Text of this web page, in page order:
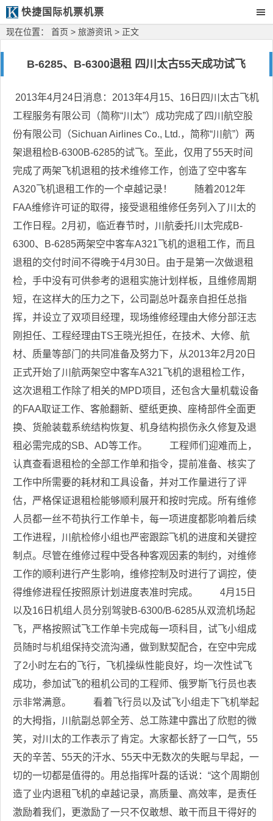
快捷国际机票机票
现在位置： 首页 > 旅游资讯 > 正文
B-6285、B-6300退租 四川太古55天成功试飞
2013年4月24日消息：2013年4月15、16日四川太古飞机
工程服务有限公司（简称“川太”）成功完成了四川航空股
份有限公司（Sichuan Airlines Co., Ltd.，简称“川航”）两
架退租检B-6300B-6285的试飞。至此，仅用了55天时间
完成了两架飞机退租的技术维修工作，创造了空中客车
A320飞机退租工作的一个卓越记录！ 随着2012年
FAA维修许可证的取得，接受退租维修任务列入了川太的
工作日程。2月初，临近春节时，川航委托川太完成B-
6300、B-6285两架空中客车A321飞机的退租工作，而且
退租的交付时间不得晚于4月30日。由于是第一次做退租
检，手中没有可供参考的退租实施计划样板，且维修周期
短，在这样大的压力之下，公司副总叶磊亲自担任总指
挥，并设立了双项目经理，现场维修经理由大修分部汪志
刚担任、工程经理由TS王晓光担任，在技术、大修、航
材、质量等部门的共同准备及努力下，从2013年2月20日
正式开始了川航两架空中客车A321飞机的退租检工作，
这次退租工作除了相关的MPD项目，还包含大量机载设备
的FAA取证工作、客舱翻新、壁纸更换、座椅部件全面更
换、货舱装载系统结构恢复、机身结构损伤永久修复及退
租必需完成的SB、AD等工作。 工程师们迎难而上，
认真查看退租检的全部工作单和指令，提前准备、核实了
工作中所需要的耗材和工具设备，并对工作量进行了评
估，严格保证退租检能够顺利展开和按时完成。所有维修
人员都一丝不苟执行工作单卡，每一项进度都影响着后续
工作进程，川航检修小组也严密跟踪飞机的进度和关键控
制点。尽管在维修过程中受各种客观因素的制约，对维修
工作的顺利进行产生影响，维修控制及时进行了调控，使
得维修进程任按照原计划进度表准时完成。 4月15日
以及16日机组人员分别驾驶B-6300/B-6285从双流机场起
飞，严格按照试飞工作单卡完成每一项科目，试飞小组成
员随时与机组保持交流沟通，做到默契配合，在空中完成
了2小时左右的飞行，飞机操纵性能良好，均一次性试飞
成功，参加试飞的租机公司的工程师、俄罗斯飞行员也表
示非常满意。 看着飞行员以及试飞小组走下飞机举起
的大拇指，川航副总郭全芳、总工陈建中露出了欣慰的微
笑，对川太的工作表示了肯定。大家都长舒了一口气，55
天的辛苦、55天的汗水、55天中无数次的失眠与早起，一
切的一切都是值得的。用总指挥叶磊的话说：“这个周期创
造了业内退租飞机的卓越记录，高质量、高效率，是责任
激励着我们，更激励了一只不仅敢想、敢干而且干得好的